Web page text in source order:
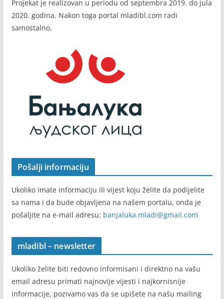
Projekat je realizovan u periodu od septembra 2019. do jula
2020. godina. Nakon toga portal mladibl.com radi
samostalno.
Pošalji informaciju
Ukoliko imate informaciju ili vijest koju želite da podijelite
sa nama i da bude objavljena na našem portalu, onda je
pošaljite na e-mail adresu: banjaluka.mladi@gmail.com
mladibl – newsletter
Ukoliko želite biti redovno informisani i direktno na vašu
email adresu primati najnovije vijesti i najkornisnije
informacije, pozivamo vas da se upišete na našu mailing